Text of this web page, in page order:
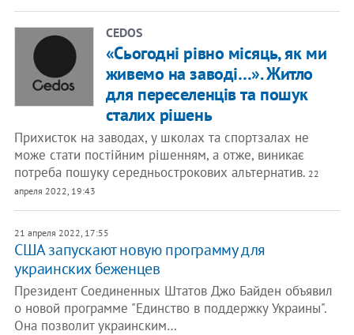
CEDOS
«Сьогодні рівно місяць, як ми
живемо на заводі…». Житло
для переселенців та пошук
сталих рішень
Прихисток на заводах, у школах та спортзалах не
може стати постійним рішенням, а отже, виникає
потреба пошуку середньострокових альтернатив. 22
апреля 2022, 19:43
21 апреля 2022, 17:55
США запускают новую программу для
украинских беженцев
Президент Соединенных Штатов Джо Байден объявил
о новой программе "Единство в поддержку Украины".
Она позволит украинским…